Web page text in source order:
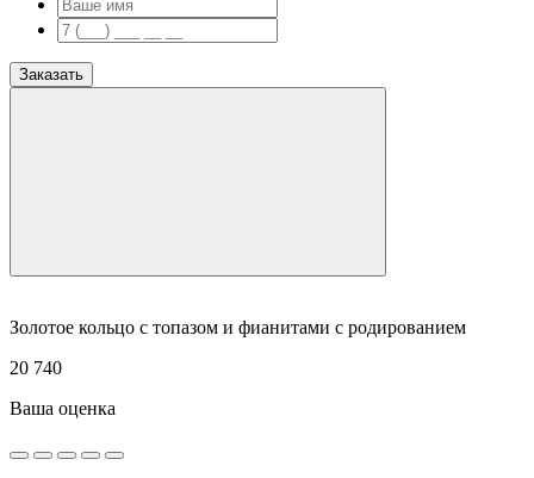
Заказать
Золотое кольцо с топазом и фианитами с родированием
20 740
Ваша оценка